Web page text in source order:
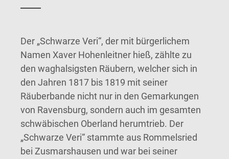
Der „Schwarze Veri“, der mit bürgerlichem
Namen Xaver Hohenleitner hieß, zählte zu
den waghalsigsten Räubern, welcher sich in
den Jahren 1817 bis 1819 mit seiner
Räuberbande nicht nur in den Gemarkungen
von Ravensburg, sondern auch im gesamten
schwäbischen Oberland herumtrieb. Der
„Schwarze Veri“ stammte aus Rommelsried
bei Zusmarshausen und war bei seiner